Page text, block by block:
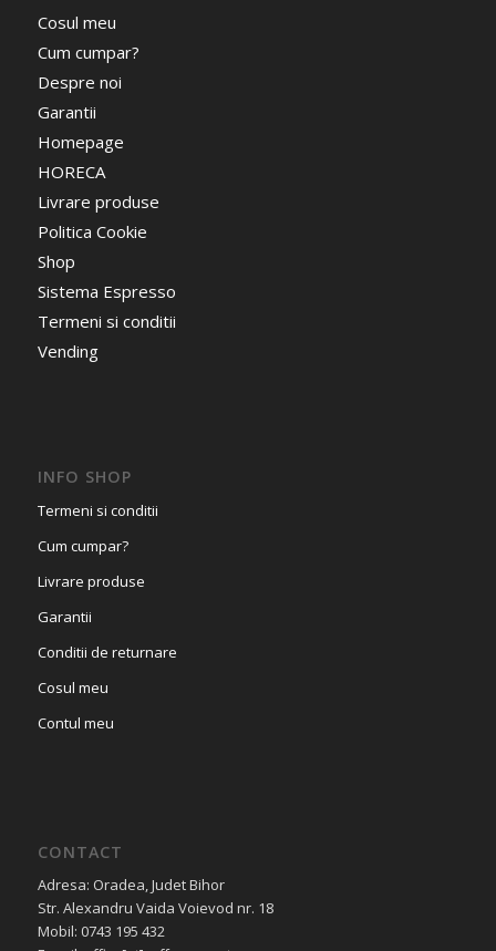
Cosul meu
Cum cumpar?
Despre noi
Garantii
Homepage
HORECA
Livrare produse
Politica Cookie
Shop
Sistema Espresso
Termeni si conditii
Vending
INFO SHOP
Termeni si conditii
Cum cumpar?
Livrare produse
Garantii
Conditii de returnare
Cosul meu
Contul meu
CONTACT
Adresa: Oradea, Judet Bihor
Str. Alexandru Vaida Voievod nr. 18
Mobil: 0743 195 432